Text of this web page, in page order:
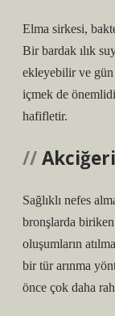
Elma sirkesi,
Bir bardak ılık
ekleyebilir ve
içmek de
hafifletir.
Sağlıklı nefes
bronşlarda
oluşumların
bir tür arınma
önce çok daha